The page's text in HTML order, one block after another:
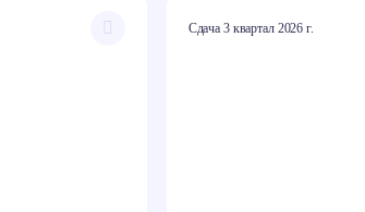
Сдача 3 квартал 2026 г.